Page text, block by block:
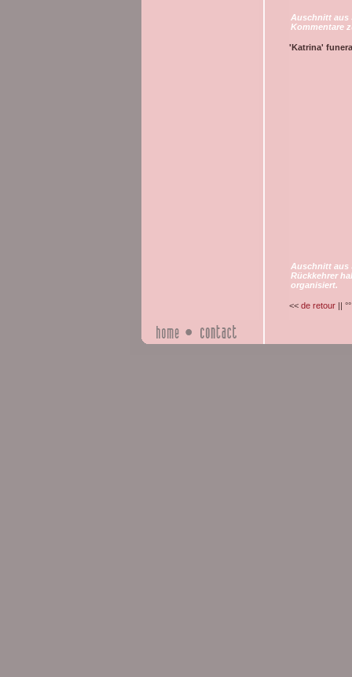
Auschnitt aus
Kommentare
'Katrina'
Auschnitt aus
Rückkehrer
organisiert.
<< de retour ||